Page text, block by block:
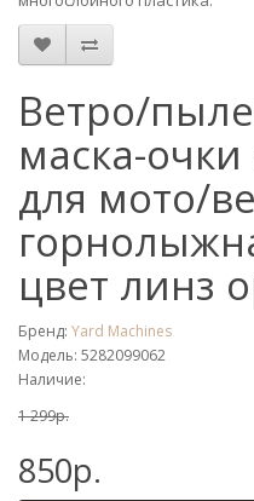
Ветро/
маска-
для мото/
цвет линз
Бренд: Yard Machines
Модель: 5282099062
Наличие:
1 299р.
850р.